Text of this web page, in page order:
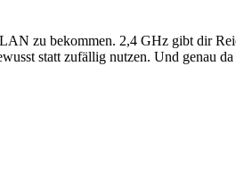
zu bekommen. 2,4 GHz gibt dir
statt zufällig nutzen. Und genau da